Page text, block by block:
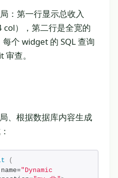
：第一行显示总收入
col），第二行是全宽的
个 widget 的 SQL 查询
查。
、根据数据库内容生成
(
"Dynamic